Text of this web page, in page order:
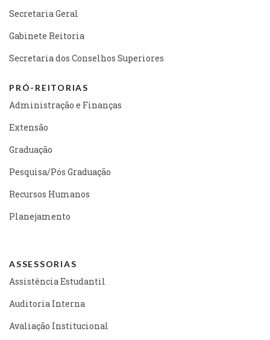
Secretaria Geral
Gabinete Reitoria
Secretaria dos Conselhos Superiores
PRÓ-REITORIAS
Administração e Finanças
Extensão
Graduação
Pesquisa/Pós Graduação
Recursos Humanos
Planejamento
ASSESSORIAS
Assistência Estudantil
Auditoria Interna
Avaliação Institucional